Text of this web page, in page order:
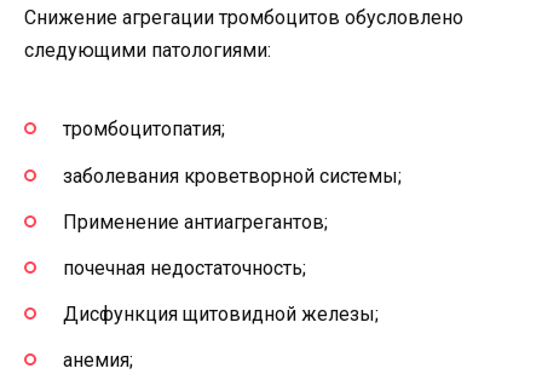
Снижение агрегации тромбоцитов обусловлено
следующими патологиями:
тромбоцитопатия;
заболевания кроветворной системы;
Применение антиагрегантов;
почечная недостаточность;
Дисфункция щитовидной железы;
анемия;